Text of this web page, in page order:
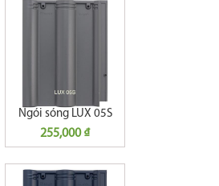
Ngói sóng LUX 05S
255,000 ₫